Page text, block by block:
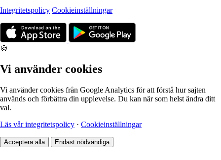
Integritetspolicy Cookieinställningar
🍪
Vi använder cookies
Vi använder cookies från Google Analytics för att förstå hur sajten
används och förbättra din upplevelse. Du kan när som helst ändra ditt
val.
Läs vår integritetspolicy · Cookieinställningar
Acceptera alla Endast nödvändiga